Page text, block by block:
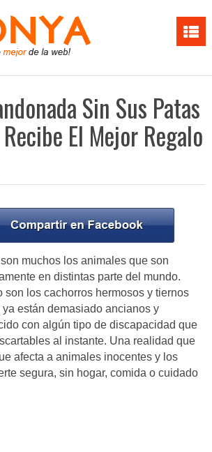
Sin Sus Patas
El Mejor Regalo
muchos los animales que son
en distintas parte del mundo.
son los cachorros hermosos y tiernos
están demasiado ancianos y
con algún tipo de discapacidad que
al instante. Una realidad que
afecta a animales inocentes y los
segura, sin hogar, comida o cuidado